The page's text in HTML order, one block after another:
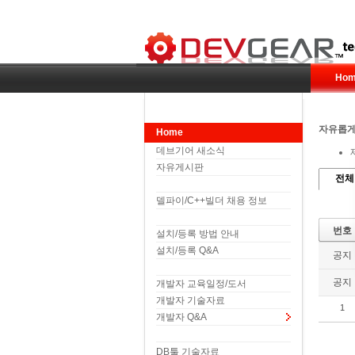
Home
데브기어 새소식
자유게시판
델파이/C++빌더 채용 정보
설치/등록 방법 안내
설치/등록 Q&A
개발자 교육일정/도서
개발자 기술자료
개발자 Q&A
DB툴 기술자료
자유롭
전체
번호
공지
공지
1